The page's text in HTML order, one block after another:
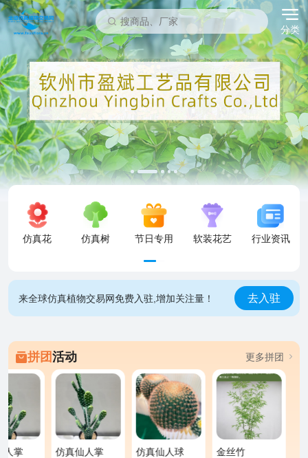
分类
仿真花 仿真树 节日专用 软装花艺 行业资讯
来全球仿真植物交易网免费入驻,增加关注量！ 去入驻
拼团活动 更多拼团
人掌 仿真仙人掌 仿真仙人球 金丝竹